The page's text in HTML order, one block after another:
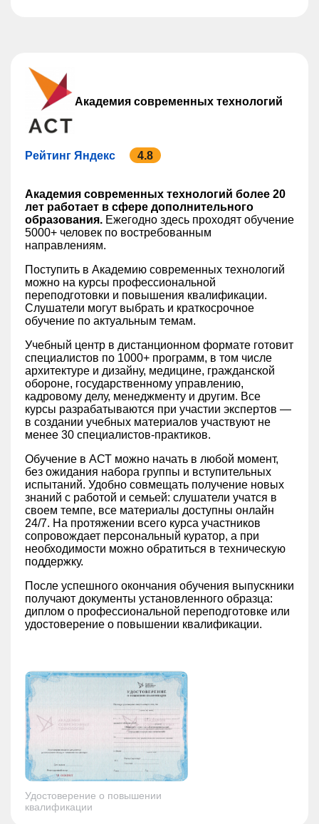
Академия современных технологий
Рейтинг Яндекс 4.8
Академия современных технологий более 20
лет работает в сфере дополнительного
образования. Ежегодно здесь проходят обучение
5000+ человек по востребованным
направлениям.
Поступить в Академию современных технологий
можно на курсы профессиональной
переподготовки и повышения квалификации.
Слушатели могут выбрать и краткосрочное
обучение по актуальным темам.
Учебный центр в дистанционном формате готовит
специалистов по 1000+ программ, в том числе
архитектуре и дизайну, медицине, гражданской
обороне, государственному управлению,
кадровому делу, менеджменту и другим. Все
курсы разрабатываются при участии экспертов —
в создании учебных материалов участвуют не
менее 30 специалистов-практиков.
Обучение в АСТ можно начать в любой момент,
без ожидания набора группы и вступительных
испытаний. Удобно совмещать получение новых
знаний с работой и семьей: слушатели учатся в
своем темпе, все материалы доступны онлайн
24/7. На протяжении всего курса участников
сопровождает персональный куратор, а при
необходимости можно обратиться в техническую
поддержку.
После успешного окончания обучения выпускники
получают документы установленного образца:
диплом о профессиональной переподготовке или
удостоверение о повышении квалификации.
Удостоверение о повышении
квалификации